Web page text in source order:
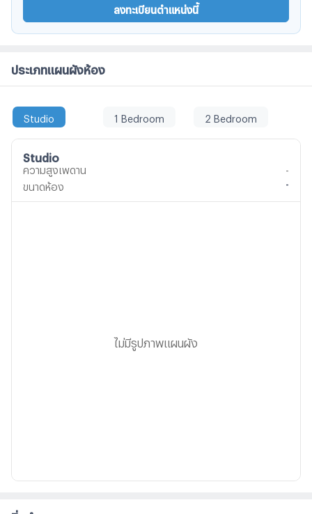
ลงทะเบียนตำแหน่งนี้
ประเภทแผนผังห้อง
Studio 1 Bedroom 2 Bedroom
Studio
ความสูงเพดาน
ขนาดห้อง
ไม่มีรูปภาพแผนผัง